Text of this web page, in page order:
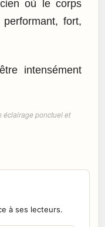
où le corps
fort,
intensément
éclairage ponctuel et
à ses lecteurs.